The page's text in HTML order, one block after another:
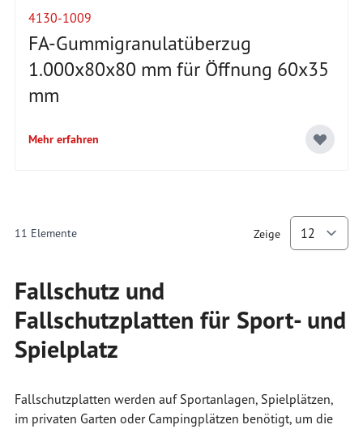
4130-1009
FA-Gummigranulatüberzug
1.000x80x80 mm für Öffnung 60x35
mm
Mehr erfahren
11 Elemente Zeige
Fallschutz und
Fallschutzplatten für Sport- und
Spielplatz
Fallschutzplatten werden auf Sportanlagen, Spielplätzen,
im privaten Garten oder Campingplätzen benötigt, um die